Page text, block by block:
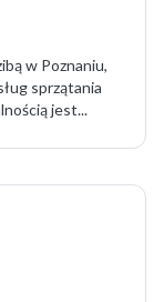
w Poznaniu,
sprzątania
jest...